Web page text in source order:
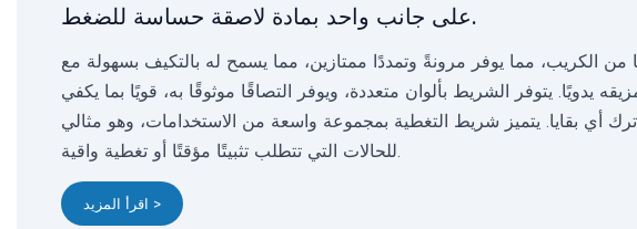
على جانب واحد بمادة لاصقة حساسة للضغط.
من الكريب، مما يوفر مرونةً وتمددًا ممتازين، مما يسمح له بالتكيف بسهولة مع
يدويًا. يتوفر الشريط بألوان متعددة، ويوفر التصاقًا موثوقًا به، قويًا بما يكفي
ترك أي بقايا. يتميز شريط التغطية بمجموعة واسعة من الاستخدامات، وهو مثالي
للحالات التي تتطلب تثبيتًا مؤقتًا أو تغطية واقية.
اقرأ المزيد >